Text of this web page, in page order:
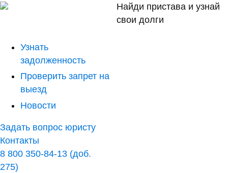
Найди пристава и узнай
свои долги
Узнать
задолженность
Проверить запрет на
выезд
Новости
Задать вопрос юристу
Контакты
8 800 350-84-13 (доб.
275)